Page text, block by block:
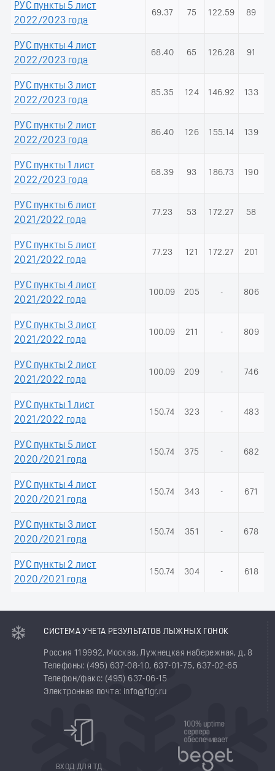
РУС пункты 5 лист
2022/2023 года
69.37 75 122.59 89
РУС пункты 4 лист
2022/2023 года
68.40 65 126.28 91
РУС пункты 3 лист
2022/2023 года
85.35 124 146.92 133
РУС пункты 2 лист
2022/2023 года
86.40 126 155.14 139
РУС пункты 1 лист
2022/2023 года
68.39 93 186.73 190
РУС пункты 6 лист
2021/2022 года
77.23 53 172.27 58
РУС пункты 5 лист
2021/2022 года
77.23 121 172.27 201
РУС пункты 4 лист
2021/2022 года
100.09 205 - 806
РУС пункты 3 лист
2021/2022 года
100.09 211 - 809
РУС пункты 2 лист
2021/2022 года
100.09 209 - 746
РУС пункты 1 лист
2021/2022 года
150.74 323 - 483
РУС пункты 5 лист
2020/2021 года
150.74 375 - 682
РУС пункты 4 лист
2020/2021 года
150.74 343 - 671
РУС пункты 3 лист
2020/2021 года
150.74 351 - 678
РУС пункты 2 лист
2020/2021 года
150.74 304 - 618
СИСТЕМА УЧЕТА РЕЗУЛЬТАТОВ ЛЫЖНЫХ ГОНОК
Россия 119992, Москва, Лужнецкая набережная, д. 8
Телефоны: (495) 637-08-10, 637-01-75, 637-02-65
Телефон/факс: (495) 637-06-15
Электронная почта: info@flgr.ru
ВХОД ДЛЯ ТД